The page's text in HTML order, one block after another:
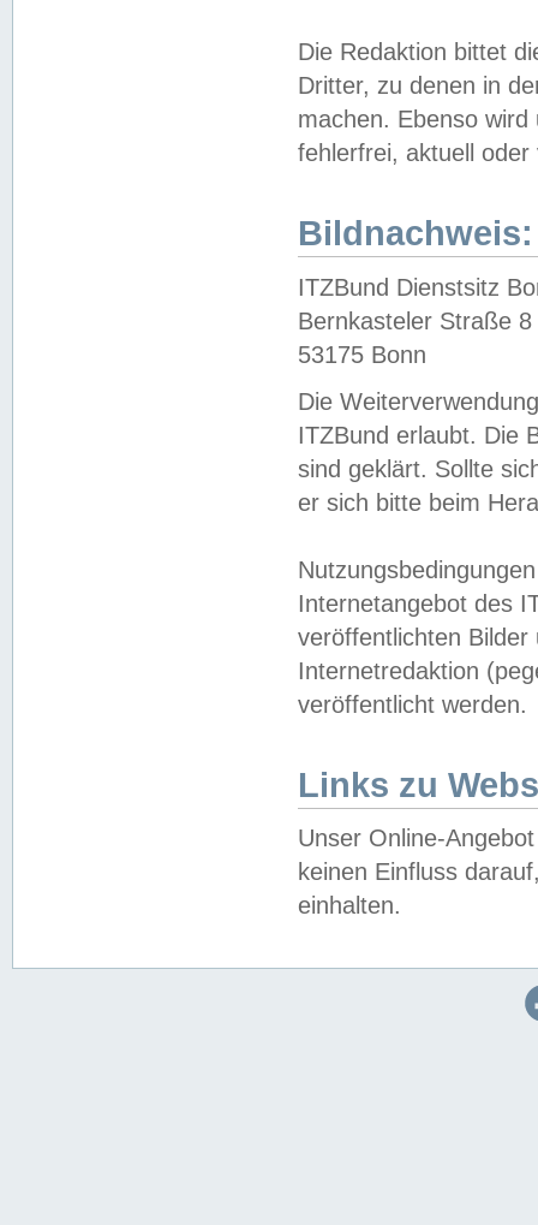
Die Redaktion bittet
Dritter, zu denen in
machen. Ebenso
fehlerfrei, aktuell oder
Bildnachweis:
ITZBund Dienstsitz
Bernkasteler Straße 8
53175 Bonn
Die
ITZBund erlaubt. Die
sind geklärt. Sollte
er sich bitte beim
Internetangebot des
veröffentlichten
Internetredaktion
veröffentlicht werden.
Links zu
Unser Online-
keinen Einfluss
einhalten.